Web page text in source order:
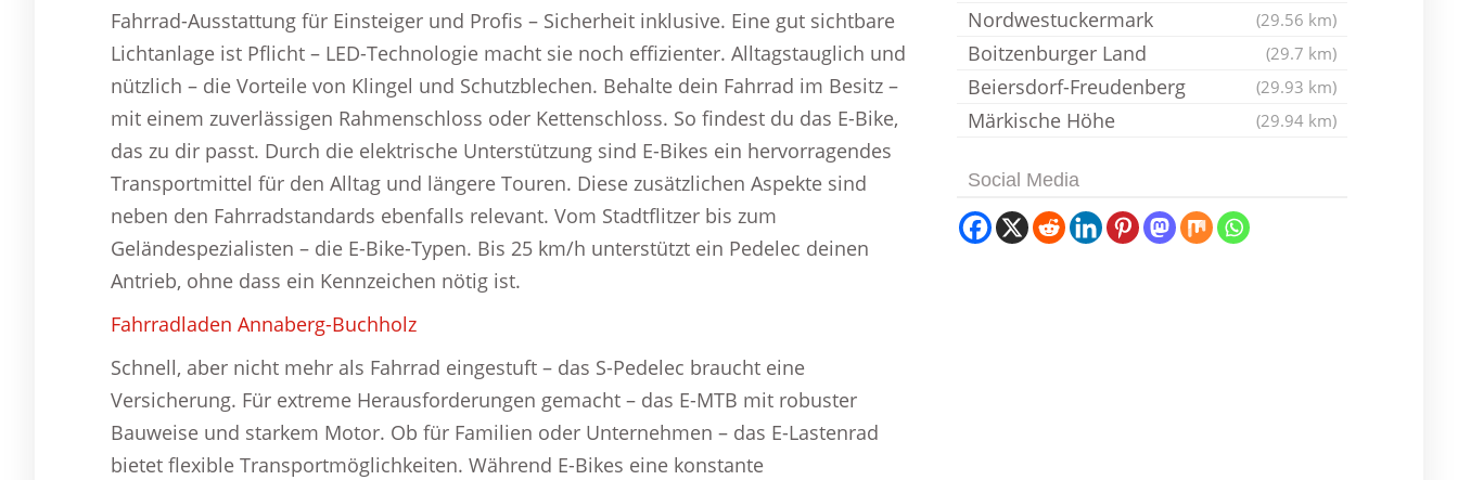
Fahrrad-Ausstattung für Einsteiger und Profis – Sicherheit inklusive. Eine gut sichtbare
Lichtanlage ist Pflicht – LED-Technologie macht sie noch effizienter. Alltagstauglich und
nützlich – die Vorteile von Klingel und Schutzblechen. Behalte dein Fahrrad im Besitz –
mit einem zuverlässigen Rahmenschloss oder Kettenschloss. So findest du das E-Bike,
das zu dir passt. Durch die elektrische Unterstützung sind E-Bikes ein hervorragendes
Transportmittel für den Alltag und längere Touren. Diese zusätzlichen Aspekte sind
neben den Fahrradstandards ebenfalls relevant. Vom Stadtflitzer bis zum
Geländespezialisten – die E-Bike-Typen. Bis 25 km/h unterstützt ein Pedelec deinen
Antrieb, ohne dass ein Kennzeichen nötig ist.
Fahrradladen Annaberg-Buchholz
Schnell, aber nicht mehr als Fahrrad eingestuft – das S-Pedelec braucht eine
Versicherung. Für extreme Herausforderungen gemacht – das E-MTB mit robuster
Bauweise und starkem Motor. Ob für Familien oder Unternehmen – das E-Lastenrad
bietet flexible Transportmöglichkeiten. Während E-Bikes eine konstante
Nordwestuckermark (29.56 km)
Boitzenburger Land (29.7 km)
Beiersdorf-Freudenberg (29.93 km)
Märkische Höhe (29.94 km)
Social Media